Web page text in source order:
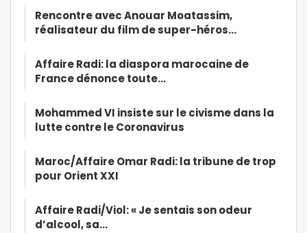
Rencontre avec Anouar Moatassim,
réalisateur du film de super-héros…
Affaire Radi: la diaspora marocaine de
France dénonce toute…
Mohammed VI insiste sur le civisme dans la
lutte contre le Coronavirus
Maroc/Affaire Omar Radi: la tribune de trop
pour Orient XXI
Affaire Radi/Viol: « Je sentais son odeur
d’alcool, sa…